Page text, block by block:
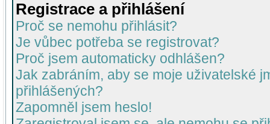
Registrace a přihlášení
Proč se nemohu přihlásit?
Je vůbec potřeba se registrovat?
Proč jsem automaticky odhlášen?
Jak zabráním, aby se moje uživatelské
přihlášených?
Zapomněl jsem heslo!